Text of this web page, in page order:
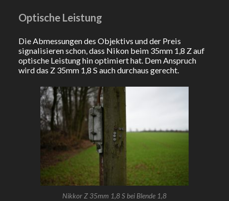
Optische Leistung
Die Abmessungen des Objektivs und der Preis
signalisieren schon, dass Nikon beim 35mm 1,8 Z auf
optische Leistung hin optimiert hat. Dem Anspruch
wird das Z 35mm 1,8 S auch durchaus gerecht.
Nikkor Z 35mm 1,8 S bei Blende 1,8